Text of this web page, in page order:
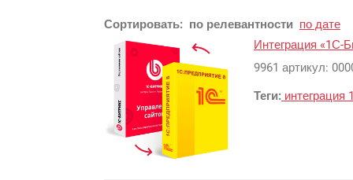
Сортировать: по релевантности по дате
Интеграция «1С-
9961 артикул:
Теги: интеграция